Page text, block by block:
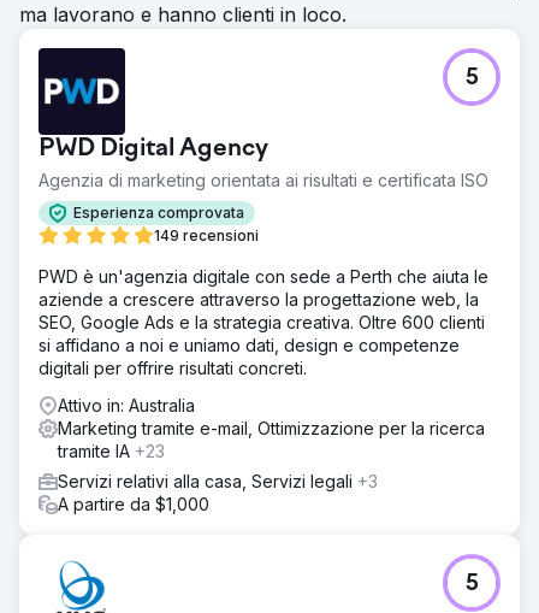
ma lavorano e hanno clienti in loco.
PWD Digital Agency
Agenzia di marketing orientata ai risultati e certificata ISO
Esperienza comprovata
149 recensioni
5
PWD è un'agenzia digitale con sede a Perth che aiuta le
aziende a crescere attraverso la progettazione web, la
SEO, Google Ads e la strategia creativa. Oltre 600 clienti
si affidano a noi e uniamo dati, design e competenze
digitali per offrire risultati concreti.
Attivo in: Australia
Marketing tramite e-mail, Ottimizzazione per la ricerca
tramite IA +23
Servizi relativi alla casa, Servizi legali +3
A partire da $1,000
5